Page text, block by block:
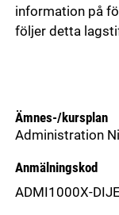
information på
följer detta
Ämnes-/kursplan
Administration
Anmälningskod
ADMI1000X-DIJE